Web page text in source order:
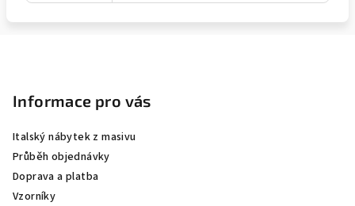
Informace pro vás
Italský nábytek z masivu
Průběh objednávky
Doprava a platba
Vzorníky